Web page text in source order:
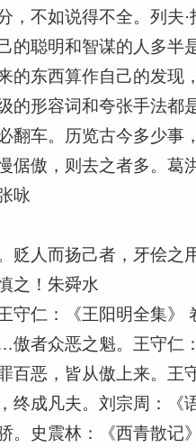
，不如说得不全。列夫·
的聪明和智谋的人多半
的东西算作自己的发现
的形容词和夸张手法
翻车。历览古今多少事
倨傲，则去之者多。葛
咏
贬人而扬己者，牙侩之
之！朱舜水
守仁：《王阳明全集》
者众恶之魁。王守仁
百恶，皆从傲上来。王
终成凡夫。刘宗周：《
。史震林：《西青散记》